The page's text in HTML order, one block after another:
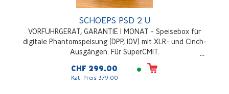
SCHOEPS PSD 2 U
VORFUHRGERAT, GARANTIE 1 MONAT - Speisebox für
digitale Phantomspeisung (DPP, 10V) mit XLR- und Cinch-
Ausgängen. Für SuperCMIT.
CHF 299.00
Kat. Preis 379.00